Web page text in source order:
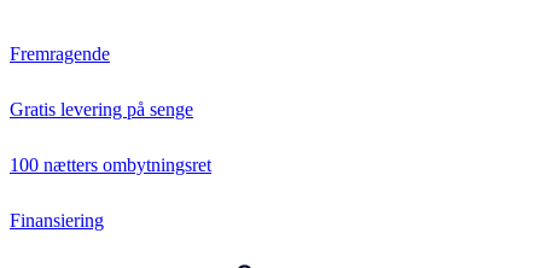
Fremragende
Gratis levering på senge
100 nætters ombytningsret
Finansiering